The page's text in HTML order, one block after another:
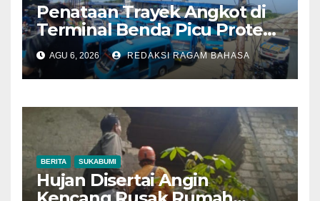
Penataan Trayek Angkot di
Terminal Benda Picu Protes
Sopir, Dishub: Belum Ada
Keputusan Final
AGU 6, 2026 REDAKSI RAGAM BAHASA
BERITA SUKABUMI
Hujan Disertai Angin